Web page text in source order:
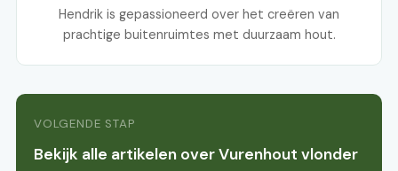
Hendrik is gepassioneerd over het creëren van
prachtige buitenruimtes met duurzaam hout.
VOLGENDE STAP
Bekijk alle artikelen over Vurenhout vlonder